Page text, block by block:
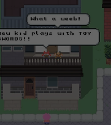
un grupo
que equipar,
mejorar desbloqueando
Como el HP es
para recuperarlo, el
encaja a la
problemas reales con
lag ocasional.El juego
premium que se